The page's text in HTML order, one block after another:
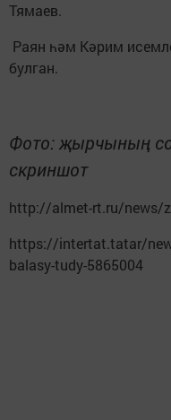
Тямаев.
Раян һәм Кәрим
булган.
Фото: җырчының
скриншот
http://almet-rt.ru/news/
https://intertat.tatar/
balasy-tudy-5865004